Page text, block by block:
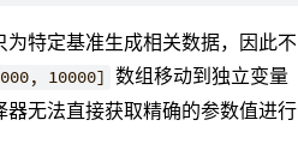
特定基准生成相关数据，因此不
10000] 数组移动到独立变量
无法直接获取精确的参数值进行